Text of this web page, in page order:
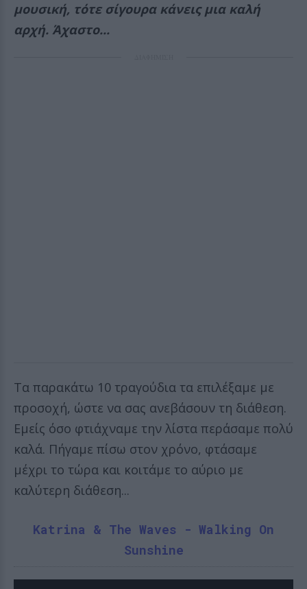
μουσική, τότε σίγουρα κάνεις μια καλή
αρχή. Άχαστο...
Τα παρακάτω 10 τραγούδια τα επιλέξαμε με
προσοχή, ώστε να σας ανεβάσουν τη διάθεση.
Εμείς όσο φτιάχναμε την λίστα περάσαμε πολύ
καλά. Πήγαμε πίσω στον χρόνο, φτάσαμε
μέχρι το τώρα και κοιτάμε το αύριο με
καλύτερη διάθεση...
Katrina & The Waves - Walking On
Sunshine